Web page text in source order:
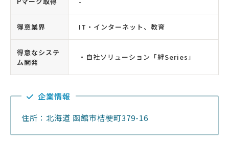
得意業界 IT・インターネット、教育
得意なシステ
ム開発
・自社ソリューション「絆Series」
企業情報
住所：北海道 函館市桔梗町379-16